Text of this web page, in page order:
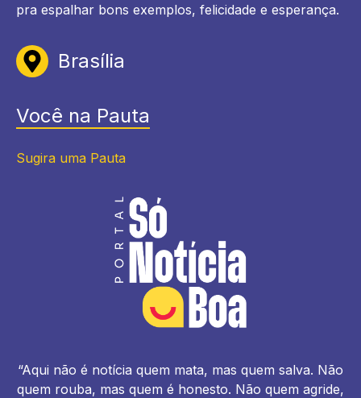
pra espalhar bons exemplos, felicidade e esperança.
Brasília
Você na Pauta
Sugira uma Pauta
“Aqui não é notícia quem mata, mas quem salva. Não
quem rouba, mas quem é honesto. Não quem agride,